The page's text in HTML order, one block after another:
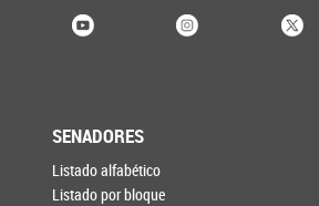
SENADORES
Listado alfabético
Listado por bloque